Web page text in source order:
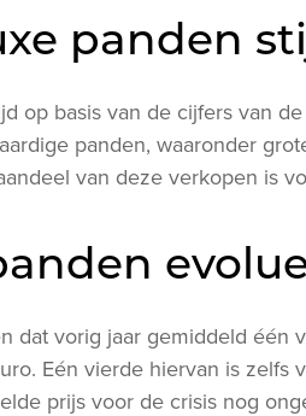
panden
op basis van de cijfers van
panden, waaronder
van deze verkopen is
dat vorig jaar gemiddeld één
Eén vierde hiervan is zelfs
prijs voor de crisis nog